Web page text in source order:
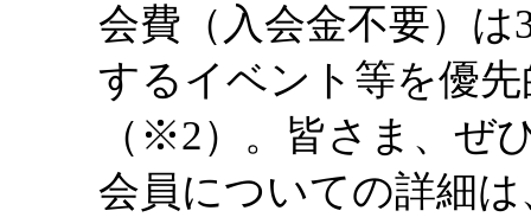
会費（入会金不要）
するイベント等を優
（※2）。皆さま、ぜ
会員についての詳細は